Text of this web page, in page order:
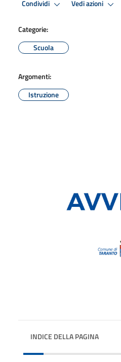
Condividi Vedi azioni
Categorie:
Scuola
Argomenti:
Istruzione
INDICE DELLA PAGINA